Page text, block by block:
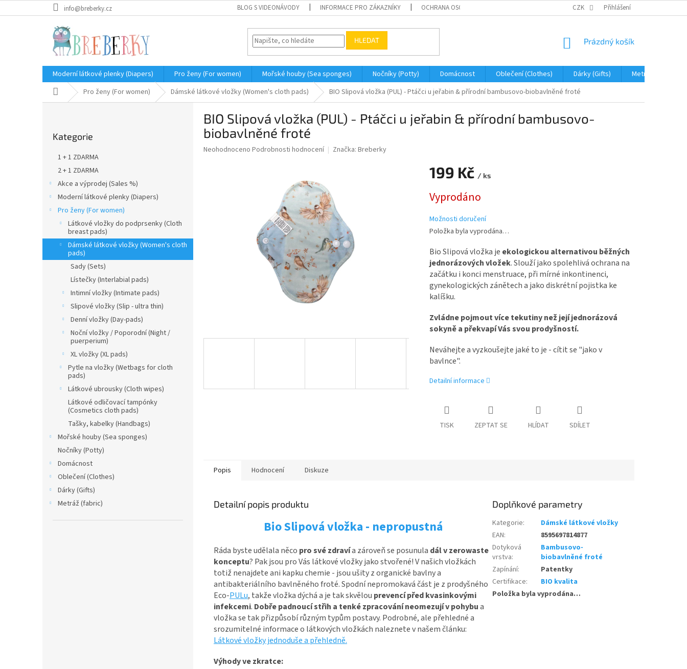
na
info@breberky.cz BLOG S VIDEONÁVODY INFORMACE PRO ZÁKAZNÍKY OCHRANA OSOBNÍCH ÚDAJŮ JAK NA REKLAMACI A VRÁCENÍ ZBOŽÍ
CZK Přihlášení
HLEDAT
NÁKUPNÍ
Prázdný košík
Moderní látkové plenky (Diapers) Pro ženy (For women) Mořské houby (Sea sponges) Nočníky (Potty) Domácnost Oblečení (Clothes) Dárky (Gifts)
Metráž (fabric)
Domů Pro ženy (For women) Dámské látkové vložky (Women's cloth pads) BIO Slipová vložka (PUL) - Ptáčci u jeřabin & přírodní bambusovo-biobavlněné froté
e
kategorie
Kategorie
1 + 1 ZDARMA
2 + 1 ZDARMA
Akce a výprodej (Sales %)
Moderní látkové plenky (Diapers)
Pro ženy (For women)
Látkové vložky do podprsenky (Cloth
breast pads)
Dámské látkové vložky (Women's cloth
pads)
Sady (Sets)
Lístečky (Interlabial pads)
Intimní vložky (Intimate pads)
Slipové vložky (Slip - ultra thin)
Denní vložky (Day-pads)
Noční vložky / Poporodní (Night /
puerperium)
XL vložky (XL pads)
Pytle na vložky (Wetbags for cloth
pads)
Látkové ubrousky (Cloth wipes)
Látkové odličovací tampónky
(Cosmetics cloth pads)
Tašky, kabelky (Handbags)
Mořské houby (Sea sponges)
Nočníky (Potty)
Domácnost
Oblečení (Clothes)
Dárky (Gifts)
Metráž (fabric)
BIO Slipová vložka (PUL) - Ptáčci u jeřabin & přírodní bambusovo-
biobavlněné froté
Průměrné
Neohodnoceno Podrobnosti hodnocení Značka: Breberky
199 Kč / ks
cena:
Vyprodáno
Možnosti doručení
Položka byla vyprodána…
Bio Slipová vložka je ekologickou alternativou běžných
jednorázových vložek. Slouží jako spolehlivá ochrana na
začátku i konci menstruace, při mírné inkontinenci,
gynekologických zánětech a jako diskrétní pojistka ke
kalíšku.
Zvládne pojmout více tekutiny než její jednorázová
sokyně a překvapí Vás svou prodyšností.
Neváhejte a vyzkoušejte jaké to je - cítit se "jako v
bavlnce".
Detailní informace
TISK ZEPTAT SE HLÍDAT SDÍLET
Popis Hodnocení Diskuze
Detailní popis produktu
Bio Slipová vložka - nepropustná
Ráda byste udělala něco pro své zdravía zároveň se posunula dál v zerowaste
konceptu? Pak jsou pro Vás látkové vložky jako stvořené!V našich vložkách
totiž nenajdete ani kapku chemie - jsou ušity z organické bavlny a
antibakteriálního bavlněného froté. Spodní nepromokavá část je z prodyšného
Eco-PULu, takže vložka dýchá a je tak skvělou prevencí před kvasinkovými
infekcemi. Dobřepadnoucí střih a tenké zpracování neomezují v pohybua
vložka se tak přizpůsobí různým typům postavy. Podrobné, ale přehledné a
srozumitelné informace o látkových vložkách naleznete v našem článku:
Látkové vložky jednoduše a přehledně.
Výhody ve zkratce:
Doplňkové parametry
Kategorie:
Dámské látkové vložky
EAN:
8595697814877
Dotyková
vrstva:
Bambusovo-
biobavlněné froté
Zapínání:
Patentky
Certifikace:
BIO kvalita
Položka byla vyprodána…